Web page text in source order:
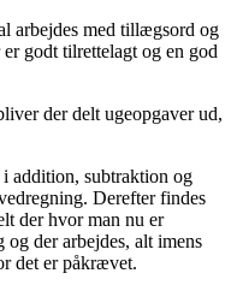
arbejdes med tillægsord og
godt tilrettelagt og en god
der delt ugeopgaver ud,
addition, subtraktion og
Derefter findes
der hvor man nu er
der arbejdes, alt imens
det er påkrævet.